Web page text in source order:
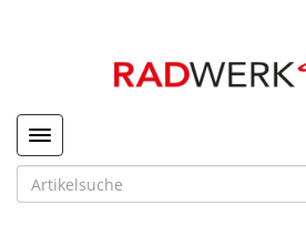
Toggle navigation